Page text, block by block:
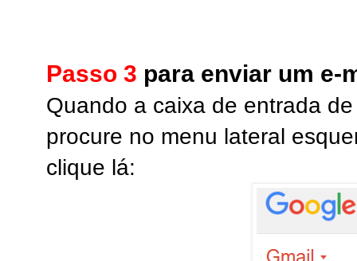
Passo 3 para enviar um e-
Quando a caixa de entrada
procure no menu lateral
clique lá: